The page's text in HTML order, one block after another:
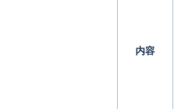
内容